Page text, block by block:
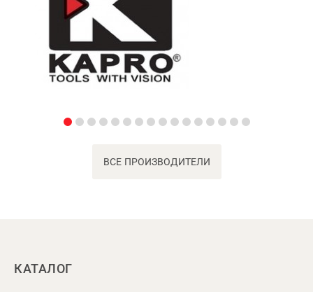
ВСЕ ПРОИЗВОДИТЕЛИ
КАТАЛОГ